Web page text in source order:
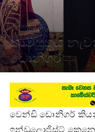
Features
කාමසූත්‍රය
ඩොනිගර්
March 7, 2022
වෙන්ඩි ඩොනිගර්
ඉන්ඩුලොජිස්ට්